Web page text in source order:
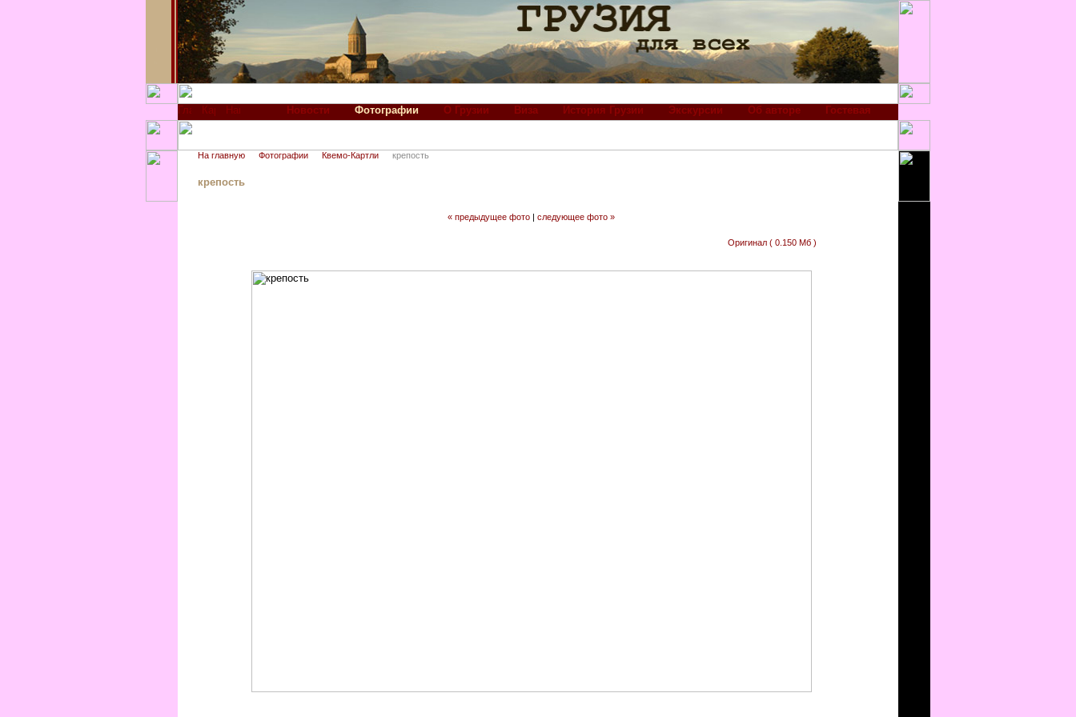
Новости Фотографии О Грузии Виза История Грузии Экскурсии Об авторе Гостевая
На главную Фотографии Квемо-Картли крепость
крепость
« предыдущее фото | следующее фото »
Оригинал ( 0.150 Мб )